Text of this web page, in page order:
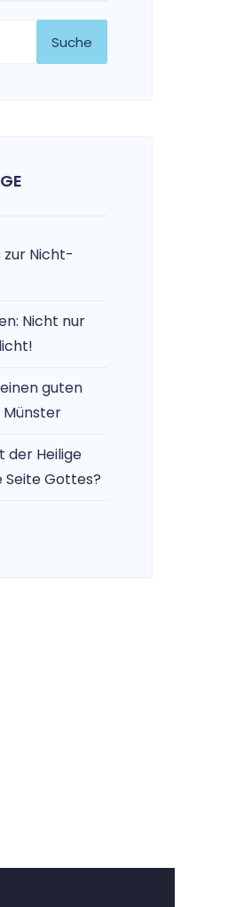
Suche
zur Nicht-
Nicht nur
guten
Münster
der Heilige
Seite Gottes?